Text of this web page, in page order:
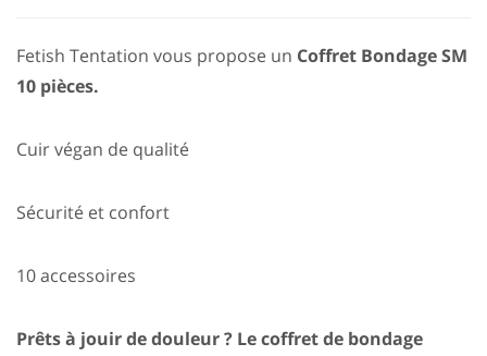
Fetish Tentation vous propose un Coffret Bondage SM
10 pièces.
Cuir végan de qualité
Sécurité et confort
10 accessoires
Prêts à jouir de douleur ? Le coffret de bondage